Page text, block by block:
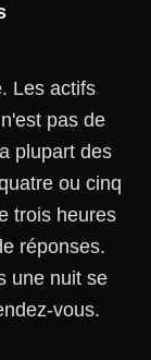
Les actifs
pas de
plupart des
ou cinq
trois heures
réponses.
une nuit se
vous.